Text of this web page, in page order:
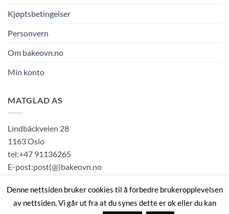
Kjøptsbetingelser
Personvern
Om bakeovn.no
Min konto
MATGLAD AS
Lindbäckveien 28
1163 Oslo
tel:+47 91136265
E-post:post(@)bakeovn.no
Denne nettsiden bruker cookies til å forbedre brukeropplevelsen
av nettsiden. Vi går ut fra at du synes dette er ok eller du kan